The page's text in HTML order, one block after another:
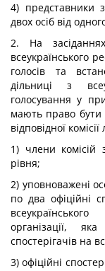
4) представники
двох осіб від
2. На
всеукраїнського
голосів та
дільниці з
голосування у
мають право бути
відповідної
1) члени комісій
рівня;
2) уповноважені
по два офіційні
організації,
спостерігачів на
3) офіційні